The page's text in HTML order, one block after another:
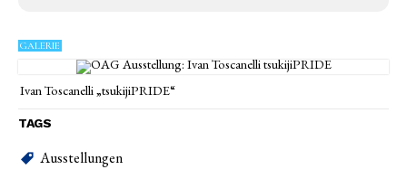
GALERIE
Ivan Toscanelli „tsukijiPRIDE“
TAGS
Ausstellungen